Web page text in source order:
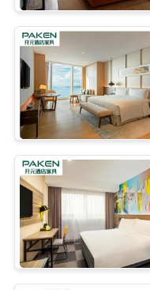
แผนผัง
เว็บไซต์
PRIVACY
POLICY